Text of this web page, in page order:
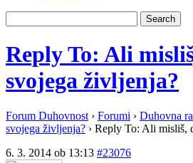
Reply To: Ali
svojega življenja?
Forum Duhovnost › Forumi › Duhovna
svojega življenja? › Reply To: Ali misliš,
6. 3. 2014 ob 13:13 #23076